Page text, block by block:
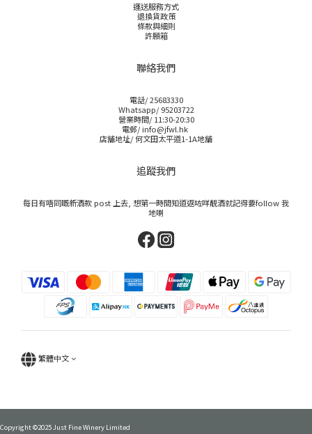
運送服務方式
退換貨政策
條款與細則
許願箱
聯絡我們
電話/ 25683330
Whatsapp/ 95203722
營業時間/ 11:30-20:30
電郵/ info@jfwl.hk
店舖地址/ 何文田太平道1-1A地舖
追蹤我們
每日有唔同嘅新酒款 post 上去, 想第一時間知道返咗咩靚酒就記得要follow 我
地喇
繁體中文
Copyright ©2025 Just Fine Winery Limited